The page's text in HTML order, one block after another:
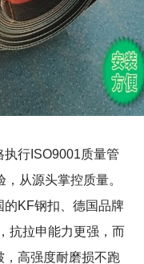
行ISO9001质量管
从源头掌控质量。
的KF钢扣、德国品牌
抗拉申能力更强，而
，高强度耐磨损不跑